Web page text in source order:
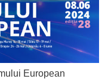
European